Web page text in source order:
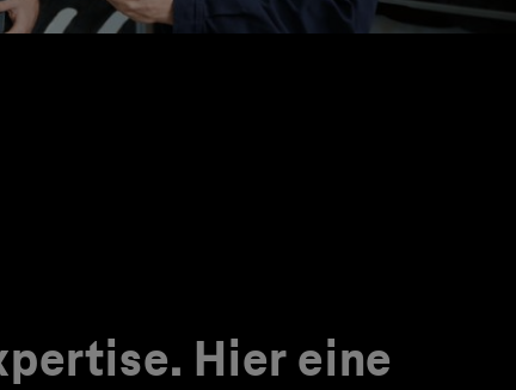
Hier eine